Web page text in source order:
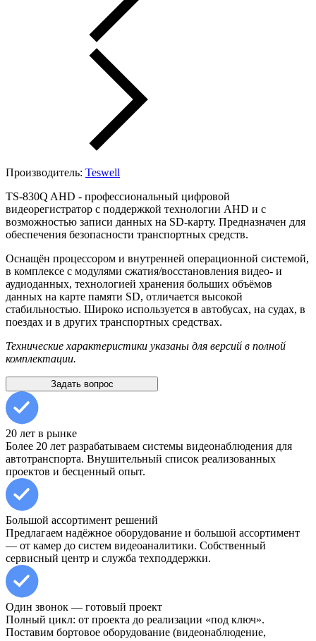
Производитель: Teswell
TS-830Q AHD - профессиональный цифровой
видеорегистратор с поддержкой технологии AHD и с
возможностью записи данных на SD-карту. Предназначен для
обеспечения безопасности транспортных средств.
Оснащён процессором и внутренней операционной системой,
в комплексе с модулями сжатия/восстановления видео- и
аудиоданных, технологией хранения больших объёмов
данных на карте памяти SD, отличается высокой
стабильностью. Широко используется в автобусах, на судах, в
поездах и в других транспортных средствах.
Технические характеристики указаны для версий в полной
комплектации.
Задать вопрос
20 лет в рынке
Более 20 лет разрабатываем системы видеонаблюдения для
автотранспорта. Внушительный список реализованных
проектов и бесценный опыт.
Большой ассортимент решений
Предлагаем надёжное оборудование и большой ассортимент
— от камер до систем видеоаналитики. Собственный
сервисный центр и служба техподдержки.
Один звонок — готовый проект
Полный цикл: от проекта до реализации «под ключ».
Поставим бортовое оборудование (видеонаблюдение,